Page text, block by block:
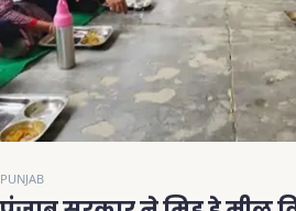
PUNJAB